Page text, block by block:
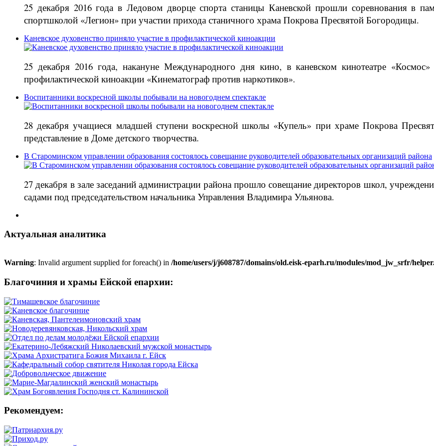
25 декабря 2016 года в Ледовом дворце спорта станицы Каневской прошли соревнования в
спортшколой «Легион» при участии прихода станичного храма Покрова Пресвятой Богородицы.
Каневское духовенство приняло участие в профилактической киноакции
25 декабря 2016 года, накануне Международного дня кино, в каневском кинотеатре
профилактической киноакции «Кинематограф против наркотиков».
Воспитанники воскресной школы побывали на новогоднем спектакле
28 декабря учащиеся младшей ступени воскресной школы «Купель» при храме Покрова
представление в Доме детского творчества.
В Староминском управлении образования состоялось совещание руководителей образовательных организаций района
27 декабря в зале заседаний администрации района прошло совещание директоров школ,
садами под председательством начальника Управления Владимира Ульянова.
Актуальная аналитика
Warning: Invalid argument supplied for foreach() in /home/users/j/j608787/domains/old.eisk-eparh.ru/modules/mod_jw_srfr/
Благочиния и храмы Ейской епархии:
Рекомендуем: